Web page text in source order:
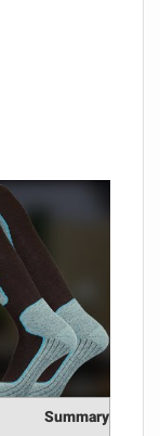
Summary